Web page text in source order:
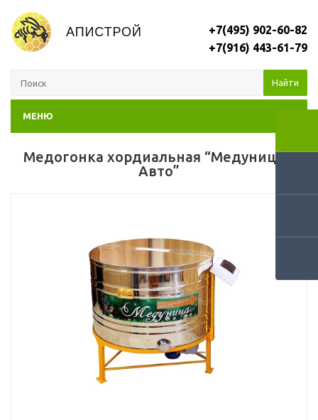
+7(495) 902-60-82
+7(916) 443-61-79
Найти
МЕНЮ
Медогонка хордиальная “Медуница 8
Авто”